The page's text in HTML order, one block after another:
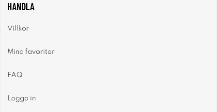
HANDLA
Villkor
Mina favoriter
FAQ
Logga in